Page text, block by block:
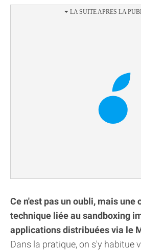
Ce n'est pas un oubli, mais une
technique liée au sandboxing
applications distribuées via le
Dans la pratique, on s'y habitue